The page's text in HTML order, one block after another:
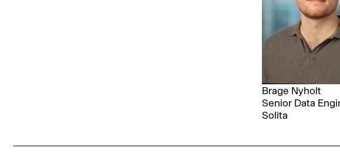
Brage Nyholt
Senior Data
Solita